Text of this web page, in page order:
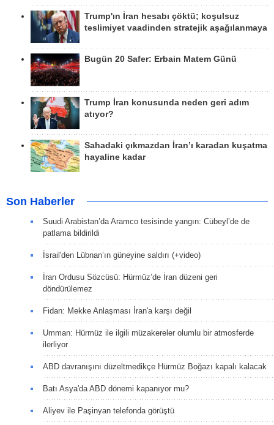
Trump'ın İran hesabı çöktü; koşulsuz
teslimiyet vaadinden stratejik aşağılanmaya
Bugün 20 Safer: Erbain Matem Günü
Trump İran konusunda neden geri adım
atıyor?
Sahadaki çıkmazdan İran’ı karadan kuşatma
hayaline kadar
Son Haberler
Suudi Arabistan’da Aramco tesisinde yangın: Cübeyl’de de
patlama bildirildi
İsrail'den Lübnan’ın güneyine saldırı (+video)
İran Ordusu Sözcüsü: Hürmüz’de İran düzeni geri
döndürülemez
Fidan: Mekke Anlaşması İran'a karşı değil
Umman: Hürmüz ile ilgili müzakereler olumlu bir atmosferde
ilerliyor
ABD davranışını düzeltmedikçe Hürmüz Boğazı kapalı kalacak
Batı Asya'da ABD dönemi kapanıyor mu?
Aliyev ile Paşinyan telefonda görüştü